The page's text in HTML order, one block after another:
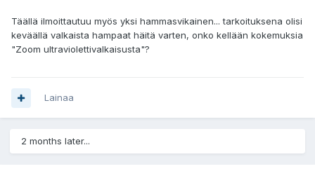
Täällä ilmoittautuu myös yksi hammasvikainen... tarkoituksena olisi
keväällä valkaista hampaat häitä varten, onko kellään kokemuksia
"Zoom ultraviolettivalkaisusta"?
Lainaa
2 months later...